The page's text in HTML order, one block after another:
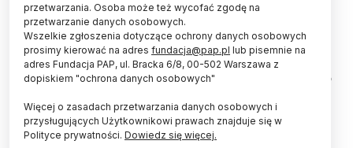
W związku z wysokimi temperaturami IMGW
przygotował specjalny poradnik - vademecum, w
jaki sposób chronić się przed przegrzaniem i
odwodnieniem oraz jak postępować w czasie
upału. Okazuje się, że unikać powinniśmy nie tylko
fizycznego.
przetwarzania. Osoba może też wycofać zgodę na
przetwarzanie danych osobowych.
Wszelkie zgłoszenia dotyczące ochrony danych osobowych
prosimy kierować na adres fundacja@pap.pl lub pisemnie na
adres Fundacja PAP, ul. Bracka 6/8, 00-502 Warszawa z
dopiskiem "ochrona danych osobowych"
Więcej o zasadach przetwarzania danych osobowych i
przysługujących Użytkownikowi prawach znajduje się w
Polityce prywatności. Dowiedz się więcej.